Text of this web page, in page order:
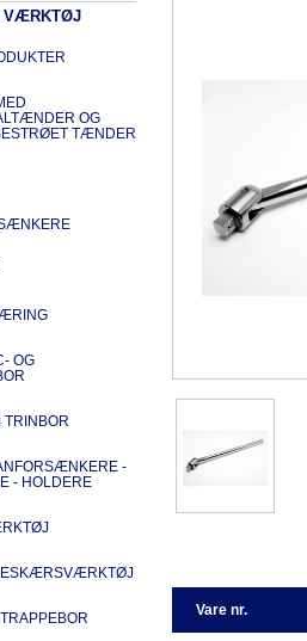
VÆRKTØJ
OG
TÆNDER
OG
TRINBOR
-
- HOLDERE
Vare nr.